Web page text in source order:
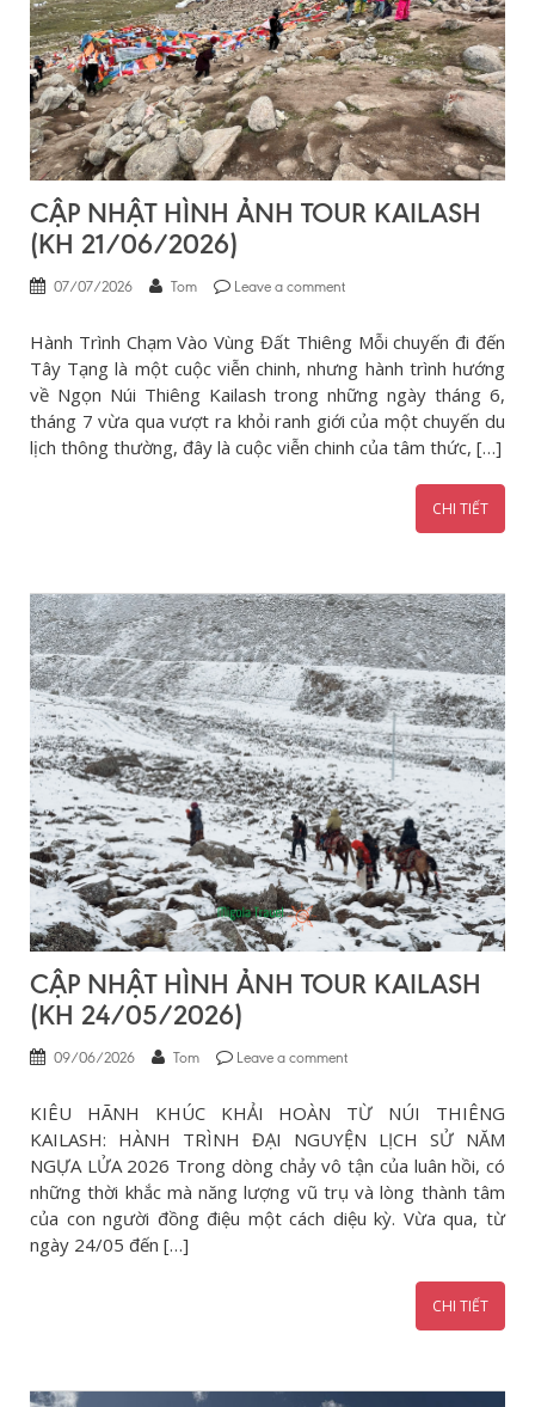
CẬP NHẬT HÌNH ẢNH TOUR KAILASH
(KH 21/06/2026)
07/07/2026 Tom Leave a comment
Hành Trình Chạm Vào Vùng Đất Thiêng Mỗi chuyến đi đến
Tây Tạng là một cuộc viễn chinh, nhưng hành trình hướng
về Ngọn Núi Thiêng Kailash trong những ngày tháng 6,
tháng 7 vừa qua vượt ra khỏi ranh giới của một chuyến du
lịch thông thường, đây là cuộc viễn chinh của tâm thức, […]
CHI TIẾT
CẬP NHẬT HÌNH ẢNH TOUR KAILASH
(KH 24/05/2026)
09/06/2026 Tom Leave a comment
KIÊU HÃNH KHÚC KHẢI HOÀN TỪ NÚI THIÊNG
KAILASH: HÀNH TRÌNH ĐẠI NGUYỆN LỊCH SỬ NĂM
NGỰA LỬA 2026 Trong dòng chảy vô tận của luân hồi, có
những thời khắc mà năng lượng vũ trụ và lòng thành tâm
của con người đồng điệu một cách diệu kỳ. Vừa qua, từ
ngày 24/05 đến […]
CHI TIẾT